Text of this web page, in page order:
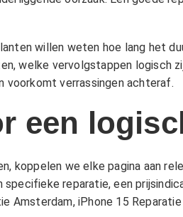
willen weten hoe lang het
welke vervolgstappen logisch
voorkomt verrassingen achteraf.
een
we elke pagina aan
reparatie, een
Amsterdam, iPhone 15